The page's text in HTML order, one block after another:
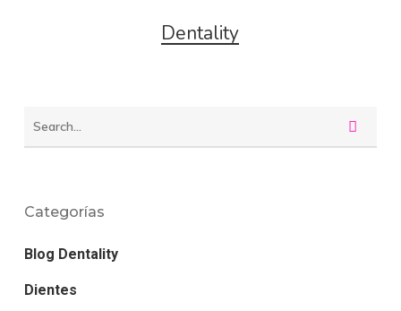
Dentality
Categorías
Blog Dentality
Dientes